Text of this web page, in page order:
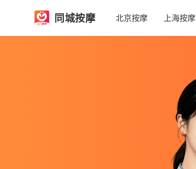
同城按摩 北京按摩 上海按摩